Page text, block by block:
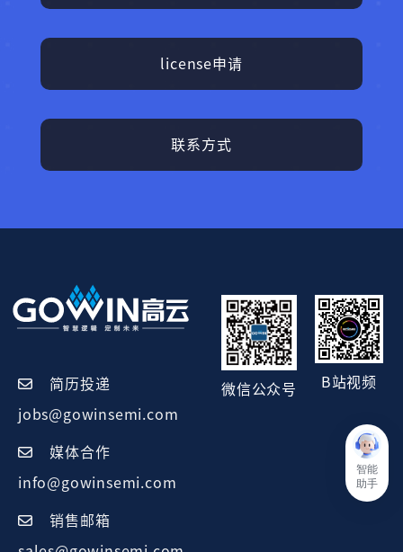
license申请
联系方式
简历投递
jobs@gowinsemi.com
媒体合作
info@gowinsemi.com
销售邮箱
微信公众号
B站视频
智能
助手